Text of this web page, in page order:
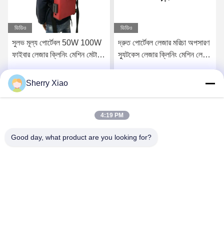
ভিডিও
সুলভ মূল্য পোর্টেবল 50W 100W
ফাইবার লেজার ক্লিনিং মেশিন মেটাল
ভিডিও
দ্রুত পোর্টেবল লেজার মরিচা অপসারণ
স্যুটকেস লেজার ক্লিনিং মেশিন লেজার
Sherry Xiao
4:19 PM
Good day, what product are you looking for?